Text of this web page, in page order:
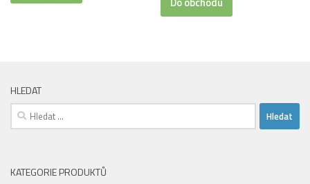
526,00 Kč.
HLEDAT
Vyhledávání
KATEGORIE PRODUKTŮ